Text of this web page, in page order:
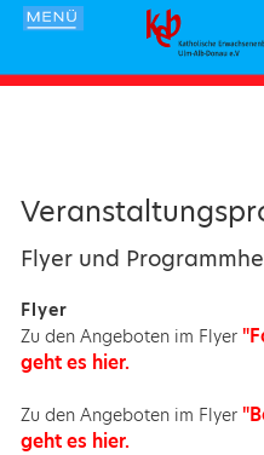
Flyer und
Flyer
Zu den Angeboten im Flyer
geht es hier.
Zu den Angeboten im Flyer
geht es hier.